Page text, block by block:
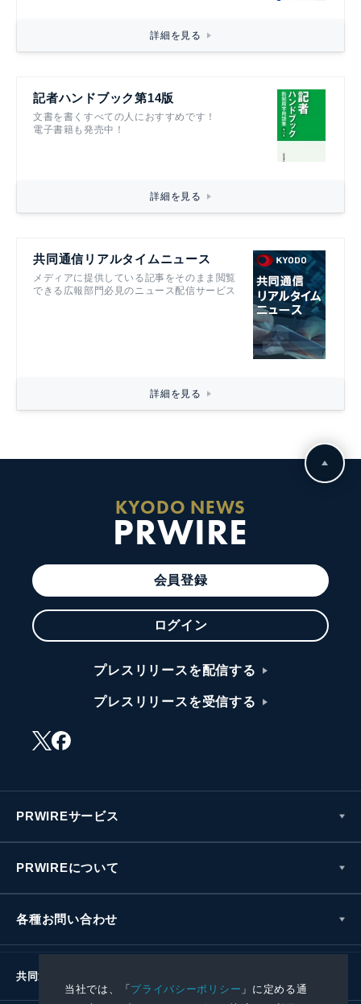
当社では、「プライバシーポリシー 」に定める通
詳細を見る
記者ハンドブック第14版
文書を書くすべての人におすすめです！
電子書籍も発売中！
詳細を見る
共同通信リアルタイムニュース
メディアに提供している記事をそのまま閲覧
できる広報部門必見のニュース配信サービス
詳細を見る
KYODO NEWS
PRWIRE
会員登録
ログイン
プレスリリースを配信する
プレスリリースを受信する
PRWIREサービス
PRWIREについて
各種お問い合わせ
共同通信社グループ